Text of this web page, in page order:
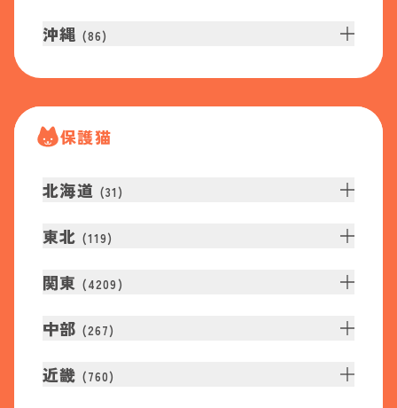
沖縄 (86)
保護猫
北海道 (31 )
東北 (119)
関東 (4209 )
中部 (267)
近畿 (760)